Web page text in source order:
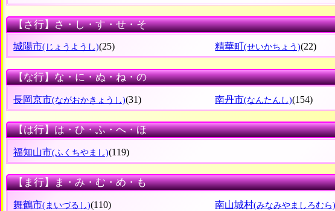
【さ行】さ・し・す・せ・そ
城陽市(じょうようし)(25) 精華町(せいかちょう)(22)
【な行】な・に・ぬ・ね・の
長岡京市(ながおかきょうし)(31) 南丹市(なんたんし)(154)
【は行】は・ひ・ふ・へ・ほ
福知山市(ふくちやまし)(119)
【ま行】ま・み・む・め・も
舞鶴市(まいづるし)(110) 南山城村(みなみやましろむら